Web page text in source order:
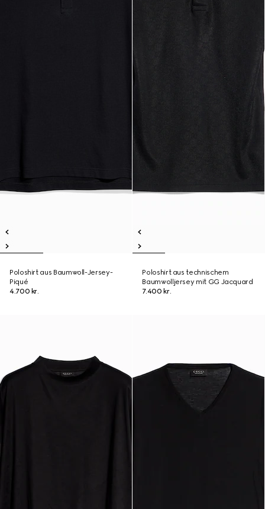
Poloshirt aus Baumwoll-Jersey-
Piqué
4.700 kr.
Poloshirt aus technischem
Baumwolljersey mit GG Jacquard
7.400 kr.